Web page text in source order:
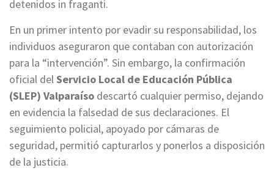
detenidos in fraganti.
En un primer intento por evadir su responsabilidad, los
individuos aseguraron que contaban con autorización
para la “intervención”. Sin embargo, la confirmación
oficial delServicio Local de Educación Pública
(SLEP) Valparaíso descartó cualquier permiso, dejando
en evidencia la falsedad de sus declaraciones. El
seguimiento policial, apoyado por cámaras de
seguridad, permitió capturarlos y ponerlos a disposición
de la justicia.